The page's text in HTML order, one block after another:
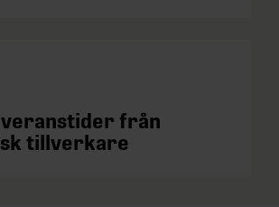
från
tillverkare